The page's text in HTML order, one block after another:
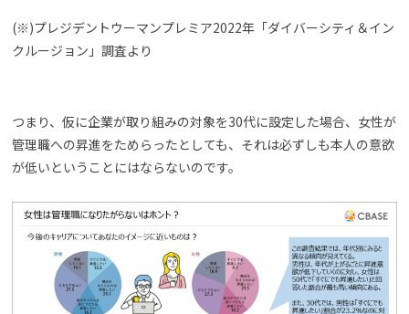
(※)プレジデントウーマンプレミア2022年「ダイバーシティ＆イン
クルージョン」調査より
つまり、仮に企業が取り組みの対象を30代に設定した場合、女性が
管理職への昇進をためらったとしても、それは必ずしも本人の意欲
が低いということにはならないのです。